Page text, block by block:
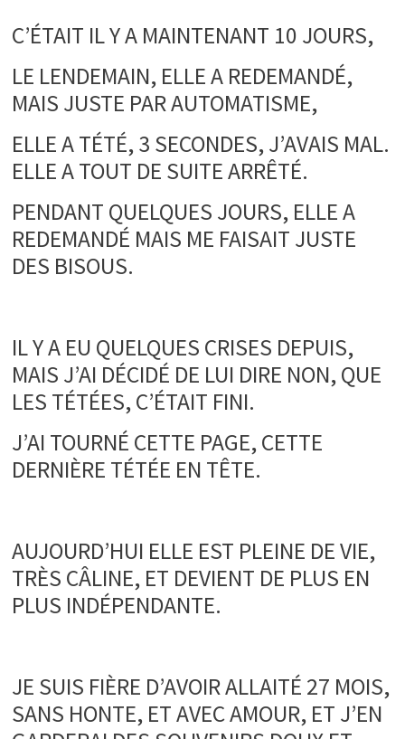
C’ÉTAIT IL Y A MAINTENANT 10 JOURS,
LE LENDEMAIN, ELLE A REDEMANDÉ,
MAIS JUSTE PAR AUTOMATISME,
ELLE A TÉTÉ, 3 SECONDES, J’AVAIS MAL.
ELLE A TOUT DE SUITE ARRÊTÉ.
PENDANT QUELQUES JOURS, ELLE A
REDEMANDÉ MAIS ME FAISAIT JUSTE
DES BISOUS.
IL Y A EU QUELQUES CRISES DEPUIS,
MAIS J’AI DÉCIDÉ DE LUI DIRE NON, QUE
LES TÉTÉES, C’ÉTAIT FINI.
J’AI TOURNÉ CETTE PAGE, CETTE
DERNIÈRE TÉTÉE EN TÊTE.
AUJOURD’HUI ELLE EST PLEINE DE VIE,
TRÈS CÂLINE, ET DEVIENT DE PLUS EN
PLUS INDÉPENDANTE.
JE SUIS FIÈRE D’AVOIR ALLAITÉ 27 MOIS,
SANS HONTE, ET AVEC AMOUR, ET J’EN